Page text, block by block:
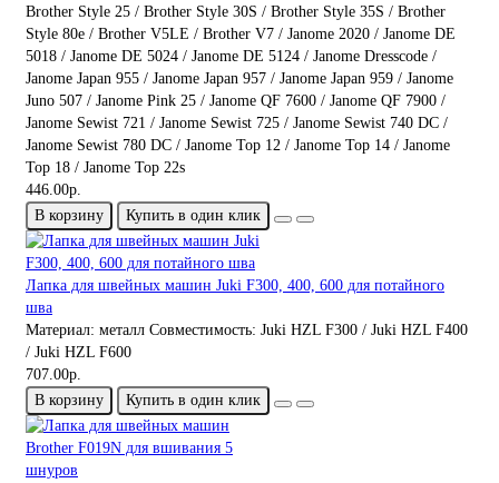
Brother Style 25 / Brother Style 30S / Brother Style 35S / Brother
Style 80e / Brother V5LE / Brother V7 / Janome 2020 / Janome DE
5018 / Janome DE 5024 / Janome DE 5124 / Janome Dresscode /
Janome Japan 955 / Janome Japan 957 / Janome Japan 959 / Janome
Juno 507 / Janome Pink 25 / Janome QF 7600 / Janome QF 7900 /
Janome Sewist 721 / Janome Sewist 725 / Janome Sewist 740 DC /
Janome Sewist 780 DC / Janome Top 12 / Janome Top 14 / Janome
Top 18 / Janome Top 22s
446.00р.
В корзину
Купить в один клик
Лапка для швейных машин Juki F300, 400, 600 для потайного
шва
Материал: металл Совместимость: Juki HZL F300 / Juki HZL F400
/ Juki HZL F600
707.00р.
В корзину
Купить в один клик